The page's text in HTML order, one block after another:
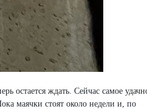
остается ждать. Сейчас самое
маячки стоят около недели и, по